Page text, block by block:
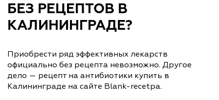
БЕЗ РЕЦЕПТОВ В
КАЛИНИНГРАДЕ?
Приобрести ряд эффективных лекарств
официально без рецепта невозможно. Другое
дело — рецепт на антибиотики купить в
Калининграде на сайте Blank-recetpa.